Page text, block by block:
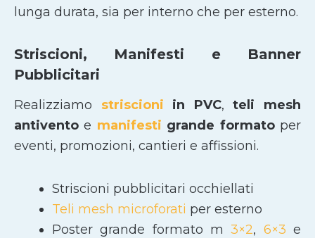
lunga durata, sia per interno che per esterno.
Striscioni, Manifesti e Banner
Pubblicitari
Realizziamo striscioni in PVC,teli mesh
antivento e manifesti grande formatoper
eventi, promozioni, cantieri e affissioni.
Striscioni pubblicitari occhiellati
Teli mesh microforati per esterno
Poster grande formato m3×2, 6×3 e